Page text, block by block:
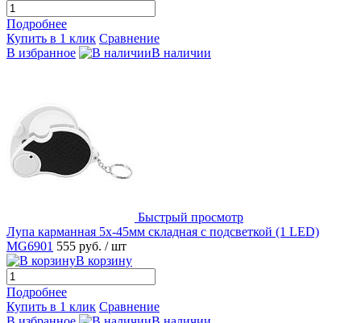
Подробнее
Купить в 1 клик Сравнение
В избранное
В наличии
Быстрый просмотр
Лупа карманная 5х-45мм складная с подсветкой (1 LED)
MG6901 555 руб. / шт
В корзину
Подробнее
Купить в 1 клик Сравнение